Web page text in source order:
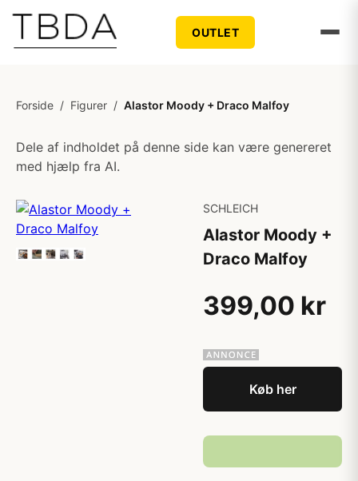
OUTLET
Forside / Figurer / Alastor Moody + Draco Malfoy
Dele af indholdet på denne side kan være genereret
med hjælp fra AI.
SCHLEICH
Alastor Moody +
Draco Malfoy
399,00 kr
Køb her